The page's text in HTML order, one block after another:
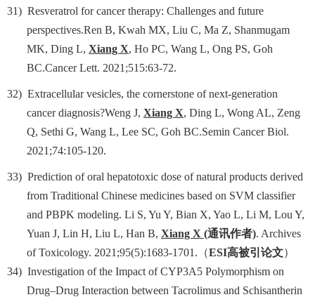
31) Resveratrol for cancer therapy: Challenges and future
perspectives.Ren B, Kwah MX, Liu C, Ma Z, Shanmugam
MK, Ding L, Xiang X, Ho PC, Wang L, Ong PS, Goh
BC.Cancer Lett. 2021;515:63-72.
32) Extracellular vesicles, the cornerstone of next-generation
cancer diagnosis?Weng J, Xiang X, Ding L, Wong AL, Zeng
Q, Sethi G, Wang L, Lee SC, Goh BC.Semin Cancer Biol.
2021;74:105-120.
33) Prediction of oral hepatotoxic dose of natural products derived
from Traditional Chinese medicines based on SVM classifier
and PBPK modeling. Li S, Yu Y, Bian X, Yao L, Li M, Lou Y,
Yuan J, Lin H, Liu L, Han B, Xiang X (通讯作者). Archives
of Toxicology. 2021;95(5):1683-1701. （ESI高被引论文）
34) Investigation of the Impact of CYP3A5 Polymorphism on
Drug–Drug Interaction between Tacrolimus and Schisantherin